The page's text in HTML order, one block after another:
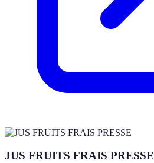
JUS FRUITS FRAIS PRESSE